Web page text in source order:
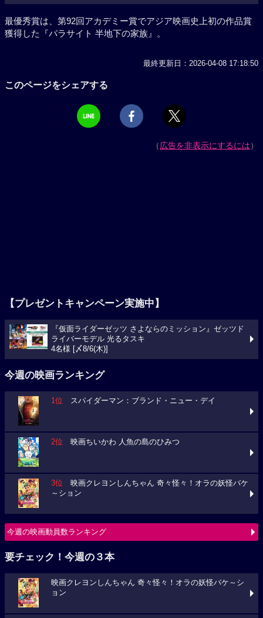
最優秀賞は、第92回アカデミー賞でアジア映画史上初の作品賞
獲得した『パラサイト 半地下の家族』。
最終更新日：2026-04-08 17:18:50
このページをシェアする
（広告を非表示にするには）
【プレゼントキャンペーン実施中】
『仮面ライダーゼッツ さよならのミッション』ゼッツド
ライバーモデル 光るタスキ
4名様 [〆8/6(木)]
今週の映画ランキング
1位 スパイダーマン：ブランド・ニュー・デイ
2位 映画ちいかわ 人魚の島のひみつ
3位 映画クレヨンしんちゃん 奇々怪々！オラの妖怪バケ
～ション
今週の映画動員数ランキング
要チェック！今週の３本
映画クレヨンしんちゃん 奇々怪々！オラの妖怪バケ～シ
ョン